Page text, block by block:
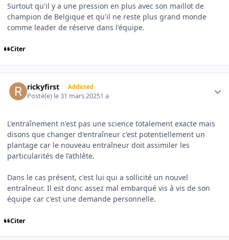
Surtout qu'il y a une pression en plus avec son maillot de
champion de Belgique et qu'il ne reste plus grand monde
comme leader de réserve dans l'équipe.
Citer
rickyfirst Addicted
Posté(e) le 31 mars 20251 a
L'entraînement n'est pas une science totalement exacte mais
disons que changer d'entraîneur c'est potentiellement un
plantage car le nouveau entraîneur doit assimiler les
particularités de l’athlète.
Dans le cas présent, c'est lui qui a sollicité un nouvel
entraîneur. Il est donc assez mal embarqué vis à vis de son
équipe car c'est une demande personnelle.
Citer